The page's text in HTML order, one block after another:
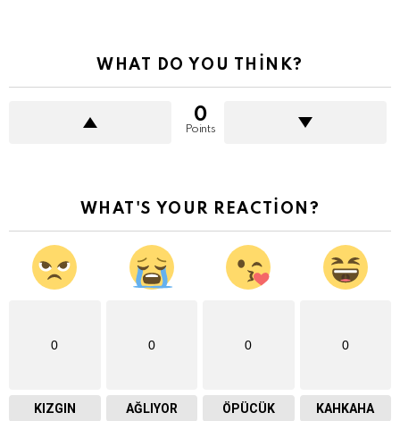
WHAT DO YOU THINK?
0
Points
WHAT'S YOUR REACTION?
0
KIZGIN
0
AĞLIYOR
0
ÖPÜCÜK
0
KAHKAHA